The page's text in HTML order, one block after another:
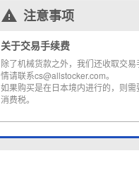
注意事项
关于交易手续费
除了机械货款之外，我们还收取交
情请联系cs@allstocker.com。
如果购买是在日本境内进行的，则需
消费税。